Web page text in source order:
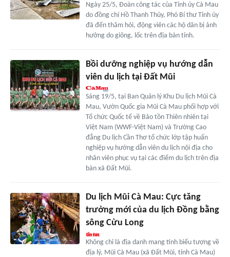
Ngày 25/5, Đoàn công tác của Tỉnh ủy Cà Mau
do đồng chí Hồ Thanh Thủy, Phó Bí thư Tỉnh ủy
đã đến thăm hỏi, động viên các hộ dân bị ảnh
hưởng do giông, lốc trên địa bàn tỉnh.
Bồi dưỡng nghiệp vụ hướng dẫn
viên du lịch tại Đất Mũi
Sáng 19/5, tại Ban Quản lý Khu Du lịch Mũi Cà
Mau, Vườn Quốc gia Mũi Cà Mau phối hợp với
Tổ chức Quốc tế về Bảo tồn Thiên nhiên tại
Việt Nam (WWF-Việt Nam) và Trường Cao
đẳng Du lịch Cần Thơ tổ chức lớp tập huấn
nghiệp vụ hướng dẫn viên du lịch nội địa cho
nhân viên phục vụ tại các điểm du lịch trên địa
bàn xã Đất Mũi.
Du lịch Mũi Cà Mau: Cực tăng
trưởng mới của du lịch Đồng bằng
sông Cửu Long
Không chỉ là địa danh mang tính biểu tượng về
địa lý, Mũi Cà Mau (xã Đất Mũi, tỉnh Cà Mau)